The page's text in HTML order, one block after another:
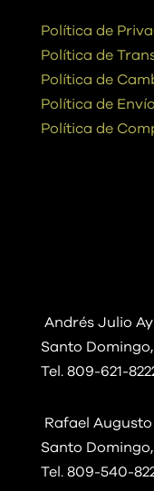
Política de
Política de
Política de
Política de
Política de
Andrés Julio
Santo
Tel. 809-621-
Rafael Augusto
Santo
Tel. 809-540-